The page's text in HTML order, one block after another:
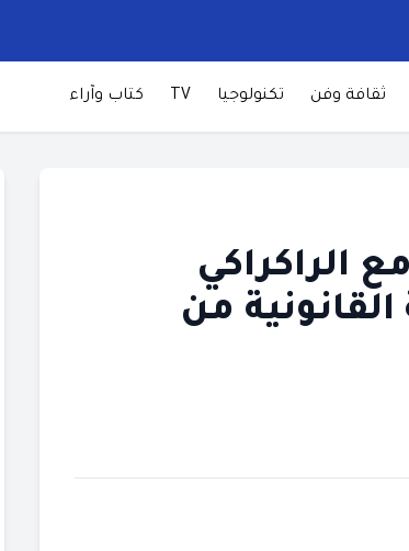
ثقافة وفن تكنولوجيا TV كتاب وآراء
الراكراكي
من